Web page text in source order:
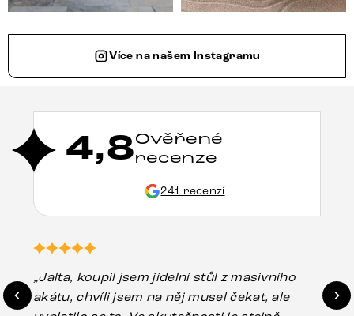
Více na našem Instagramu
4,8Ověřené
recenze
241 recenzí
„Jalta, koupil jsem jídelní stůl z masivního
akátu, chvíli jsem na něj musel čekat, ale